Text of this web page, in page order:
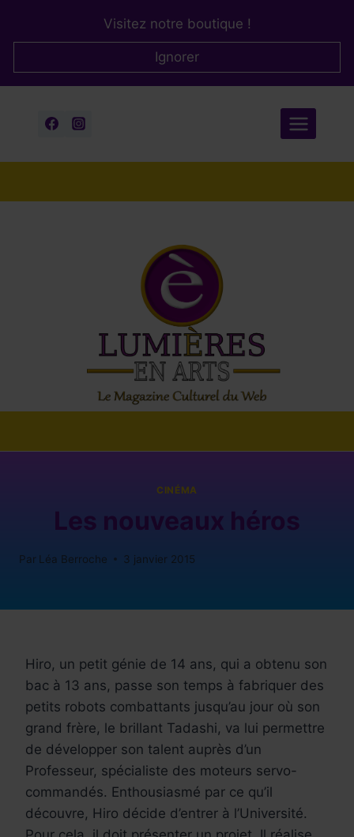
Visitez notre boutique !
Ignorer
CINÉMA
Les nouveaux héros
Par Léa Berroche 3 janvier 2015
Hiro, un petit génie de 14 ans, qui a obtenu son
bac à 13 ans, passe son temps à fabriquer des
petits robots combattants jusqu’au jour où son
grand frère, le brillant Tadashi, va lui permettre
de développer son talent auprès d’un
Professeur, spécialiste des moteurs servo-
commandés. Enthousiasmé par ce qu’il
découvre, Hiro décide d’entrer à l’Université.